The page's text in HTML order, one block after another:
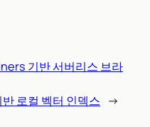
기반 서버리스 브라
로컬 벡터 인덱스 →